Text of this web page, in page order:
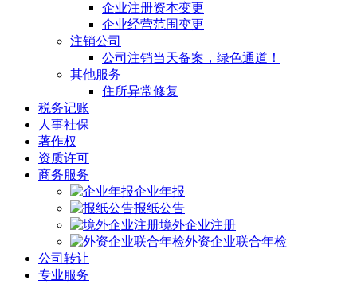
企业注册资本变更
企业经营范围变更
注销公司
公司注销当天备案，绿色通道！
其他服务
住所异常修复
税务记账
人事社保
著作权
资质许可
商务服务
企业年报
报纸公告
境外企业注册
外资企业联合年检
公司转让
专业服务